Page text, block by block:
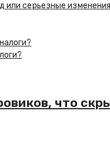
или серьезные
что